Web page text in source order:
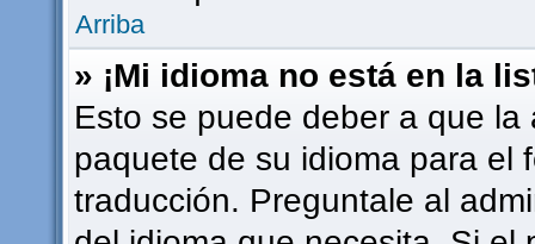
Arriba
» ¡Mi idioma no está en la
Esto se puede deber a que
paquete de su idioma para el
traducción. Preguntale al